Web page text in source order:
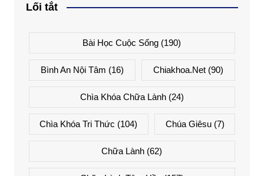
Lối tắt
Bài Học Cuộc Sống (190)
Bình An Nội Tâm (16) Chiakhoa.net (90)
Chìa Khóa Chữa Lành(24)
Chìa Khóa Tri Thức (104) Chúa Giêsu(7)
Chữa Lành (62)